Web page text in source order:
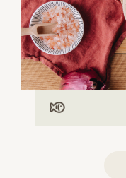
Mit Fisch